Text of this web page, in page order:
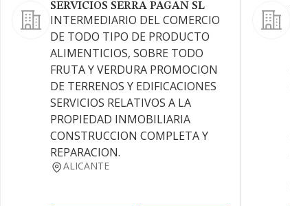
SERVICIOS SERRA PAGAN SL
INTERMEDIARIO DEL COMERCIO
DE TODO TIPO DE PRODUCTO
ALIMENTICIOS, SOBRE TODO
FRUTA Y VERDURA PROMOCION
DE TERRENOS Y EDIFICACIONES
SERVICIOS RELATIVOS A LA
PROPIEDAD INMOBILIARIA
CONSTRUCCION COMPLETA Y
REPARACION.
ALICANTE